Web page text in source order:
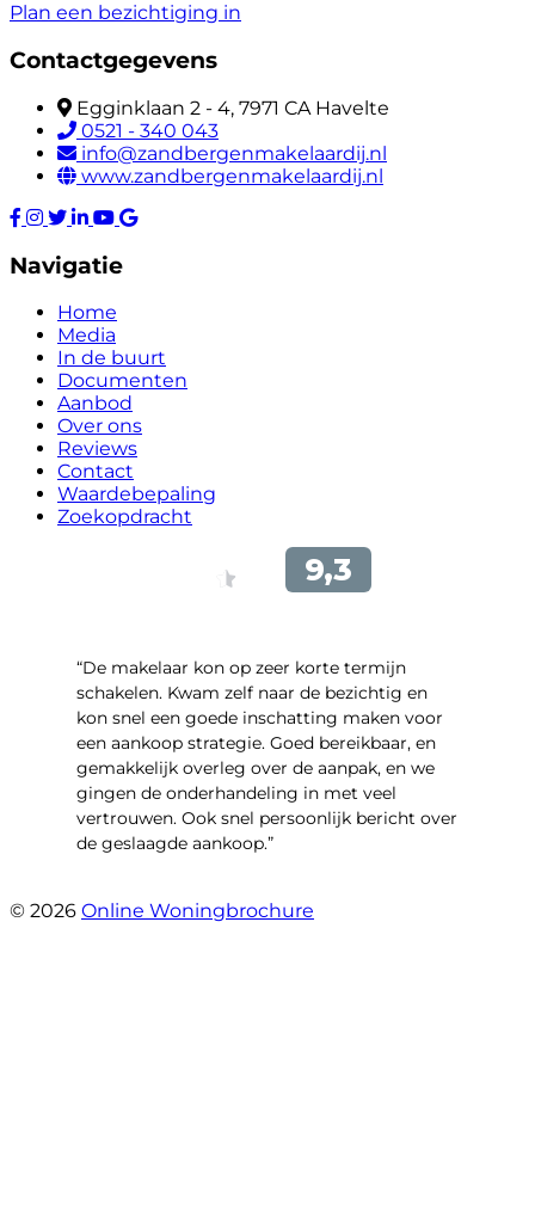
Plan een bezichtiging in
Contactgegevens
Egginklaan 2 - 4, 7971 CA Havelte
0521 - 340 043
info@zandbergenmakelaardij.nl
www.zandbergenmakelaardij.nl
Navigatie
Home
Media
In de buurt
Documenten
Aanbod
Over ons
Reviews
Contact
Waardebepaling
Zoekopdracht
“De makelaar kon op zeer korte termijn
schakelen. Kwam zelf naar de bezichtig en
kon snel een goede inschatting maken voor
een aankoop strategie. Goed bereikbaar, en
gemakkelijk overleg over de aanpak, en we
gingen de onderhandeling in met veel
vertrouwen. Ook snel persoonlijk bericht over
de geslaagde aankoop.”
© 2026 Online Woningbrochure